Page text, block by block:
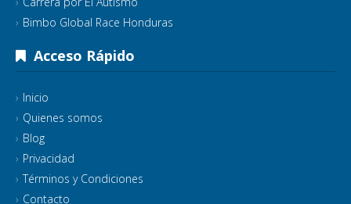
Bimbo Global Race Honduras
Acceso Rápido
Inicio
Quienes somos
Blog
Privacidad
Términos y Condiciones
Contacto